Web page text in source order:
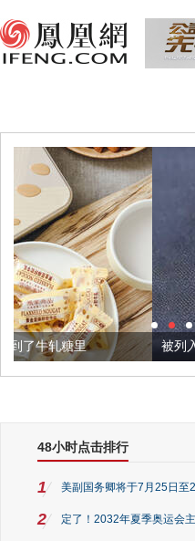
被列入佛家七宝的它到底有
48小时点击排行
1 美副国务卿将于7月25日至
2 定了！2032年夏季奥运会